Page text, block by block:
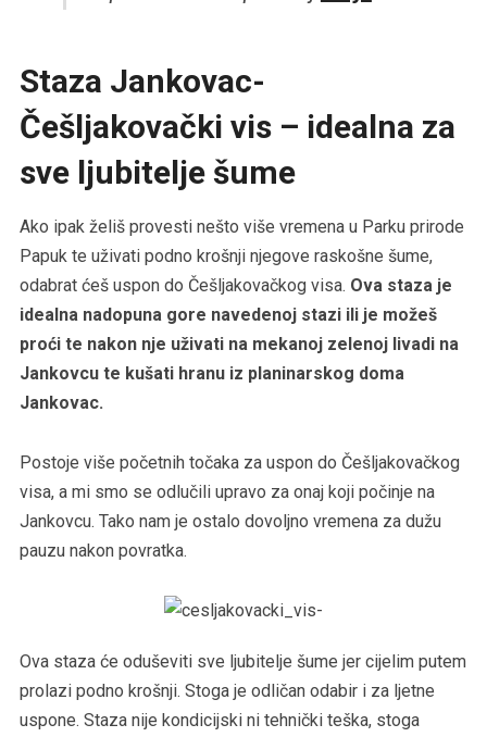
Staza Jankovac-
Češljakovački vis – idealna za
sve ljubitelje šume
Ako ipak želiš provesti nešto više vremena u Parku prirode
Papuk te uživati podno krošnji njegove raskošne šume,
odabrat ćeš uspon do Češljakovačkog visa. Ova staza je
idealna nadopuna gore navedenoj stazi ili je možeš
proći te nakon nje uživati na mekanoj zelenoj livadi na
Jankovcu te kušati hranu iz planinarskog doma
Jankovac.
Postoje više početnih točaka za uspon do Češljakovačkog
visa, a mi smo se odlučili upravo za onaj koji počinje na
Jankovcu. Tako nam je ostalo dovoljno vremena za dužu
pauzu nakon povratka.
Ova staza će oduševiti sve ljubitelje šume jer cijelim putem
prolazi podno krošnji. Stoga je odličan odabir i za ljetne
uspone. Staza nije kondicijski ni tehnički teška, stoga